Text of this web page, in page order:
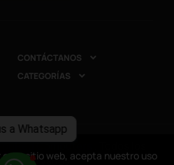
a Whatsapp
sitio web, acepta nuestro uso
CONTÁCTANOS 
CATEGORÍAS 
sitio web, acepta nuestro uso
Computers
reservados